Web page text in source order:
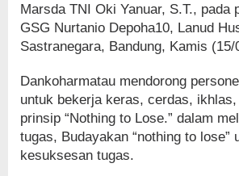
Marsda TNI Oki Yanuar, S.T., pada
GSG Nurtanio Depoha10, Lanud
Sastranegara, Bandung, Kamis (15/
Dankoharmatau mendorong
untuk bekerja keras, cerdas,
prinsip “Nothing to Lose.” dalam
tugas, Budayakan “nothing to lose”
kesuksesan tugas.